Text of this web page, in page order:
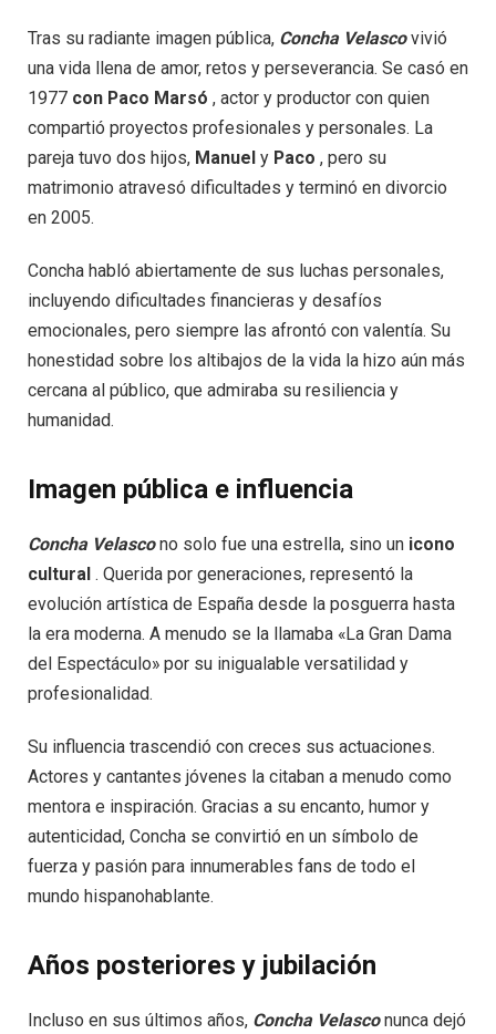
Tras su radiante imagen pública, Concha Velascovivió
una vida llena de amor, retos y perseverancia. Se casó en
1977 con Paco Marsó , actor y productor con quien
compartió proyectos profesionales y personales. La
pareja tuvo dos hijos, Manuel y Paco , pero su
matrimonio atravesó dificultades y terminó en divorcio
en 2005.
Concha habló abiertamente de sus luchas personales,
incluyendo dificultades financieras y desafíos
emocionales, pero siempre las afrontó con valentía. Su
honestidad sobre los altibajos de la vida la hizo aún más
cercana al público, que admiraba su resiliencia y
humanidad.
Imagen pública e influencia
Concha Velascono solo fue una estrella, sino un icono
cultural . Querida por generaciones, representó la
evolución artística de España desde la posguerra hasta
la era moderna. A menudo se la llamaba «La Gran Dama
del Espectáculo» por su inigualable versatilidad y
profesionalidad.
Su influencia trascendió con creces sus actuaciones.
Actores y cantantes jóvenes la citaban a menudo como
mentora e inspiración. Gracias a su encanto, humor y
autenticidad, Concha se convirtió en un símbolo de
fuerza y ​​pasión para innumerables fans de todo el
mundo hispanohablante.
Años posteriores y jubilación
Incluso en sus últimos años, Concha Velasconunca dejó